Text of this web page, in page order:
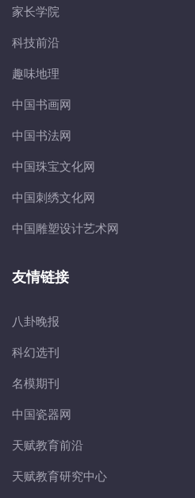
家长学院
科技前沿
趣味地理
中国书画网
中国书法网
中国珠宝文化网
中国刺绣文化网
中国雕塑设计艺术网
友情链接
八卦晚报
科幻选刊
名模期刊
中国瓷器网
天赋教育前沿
天赋教育研究中心